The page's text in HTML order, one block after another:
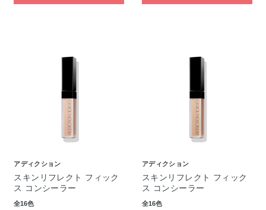
アディクション
スキンリフレクト フィック
ス コンシーラー
全16色
アディクション
スキンリフレクト フィック
ス コンシーラー
全16色